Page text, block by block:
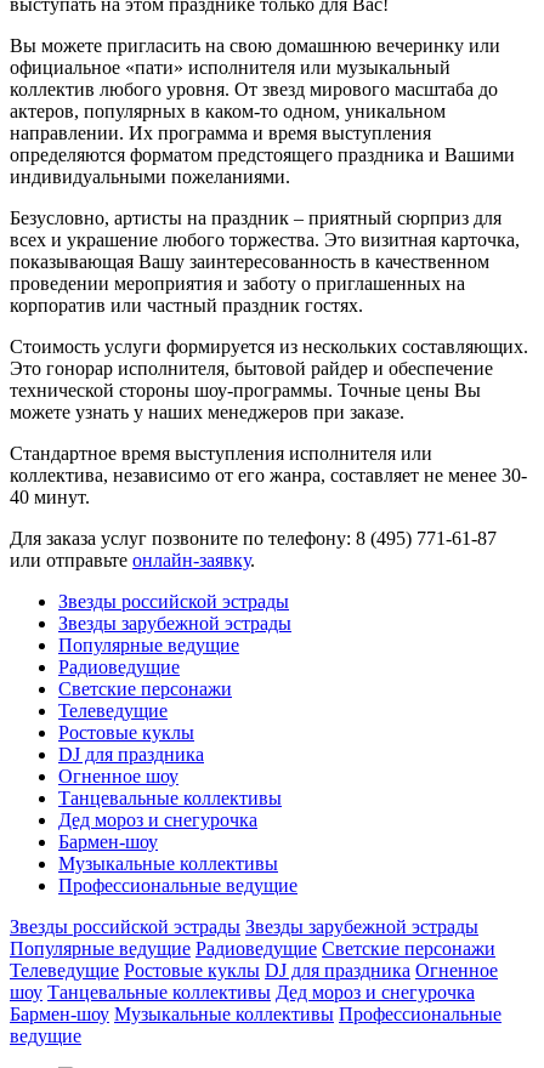
выступать на этом празднике только для Вас!
Вы можете пригласить на свою домашнюю вечеринку или
официальное «пати» исполнителя или музыкальный
коллектив любого уровня. От звезд мирового масштаба до
актеров, популярных в каком-то одном, уникальном
направлении. Их программа и время выступления
определяются форматом предстоящего праздника и Вашими
индивидуальными пожеланиями.
Безусловно, артисты на праздник – приятный сюрприз для
всех и украшение любого торжества. Это визитная карточка,
показывающая Вашу заинтересованность в качественном
проведении мероприятия и заботу о приглашенных на
корпоратив или частный праздник гостях.
Стоимость услуги формируется из нескольких составляющих.
Это гонорар исполнителя, бытовой райдер и обеспечение
технической стороны шоу-программы. Точные цены Вы
можете узнать у наших менеджеров при заказе.
Стандартное время выступления исполнителя или
коллектива, независимо от его жанра, составляет не менее 30-
40 минут.
Для заказа услуг позвоните по телефону: 8 (495) 771-61-87
или отправьте онлайн-заявку.
Звезды российской эстрады
Звезды зарубежной эстрады
Популярные ведущие
Радиоведущие
Светские персонажи
Телеведущие
Ростовые куклы
DJ для праздника
Огненное шоу
Танцевальные коллективы
Дед мороз и снегурочка
Бармен-шоу
Музыкальные коллективы
Профессиональные ведущие
Звезды российской эстрады Звезды зарубежной эстрады
Популярные ведущие Радиоведущие Светские персонажи
Телеведущие Ростовые куклы DJ для праздника Огненное
шоу Танцевальные коллективы Дед мороз и снегурочка
Бармен-шоу Музыкальные коллективы Профессиональные
ведущие